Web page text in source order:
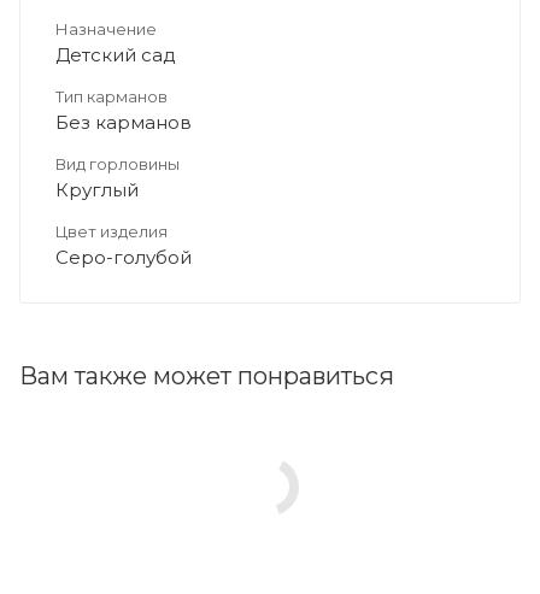
Назначение
Детский сад
Тип карманов
Без карманов
Вид горловины
Круглый
Цвет изделия
Серо-голубой
Вам также может понравиться